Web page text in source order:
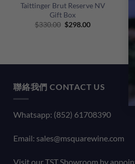
Taittinger Brut Reserve NV
Gift Box
$330.00 Original
$298.00Current
聯絡我們 CONTACT US
Whatsapp: (852) 61708390
Email: sales@msquarewine.com
Visit our TST Showroom by